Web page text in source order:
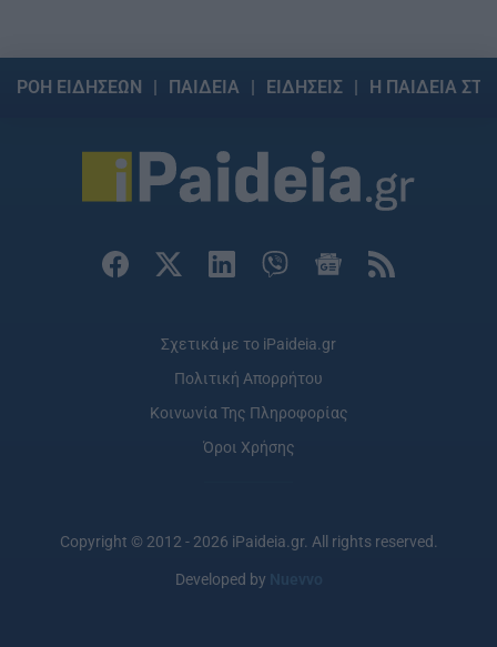
ΡΟΗ ΕΙΔΗΣΕΩΝ ΠΑΙΔΕΙΑ ΕΙΔΗΣΕΙΣ Η ΠΑΙΔΕΙΑ
Σχετικά με το iPaideia.gr
Πολιτική Απορρήτου
Κοινωνία Της Πληροφορίας
Όροι Χρήσης
Copyright © 2012 - 2026 iPaideia.gr. All rights reserved.
Developed by